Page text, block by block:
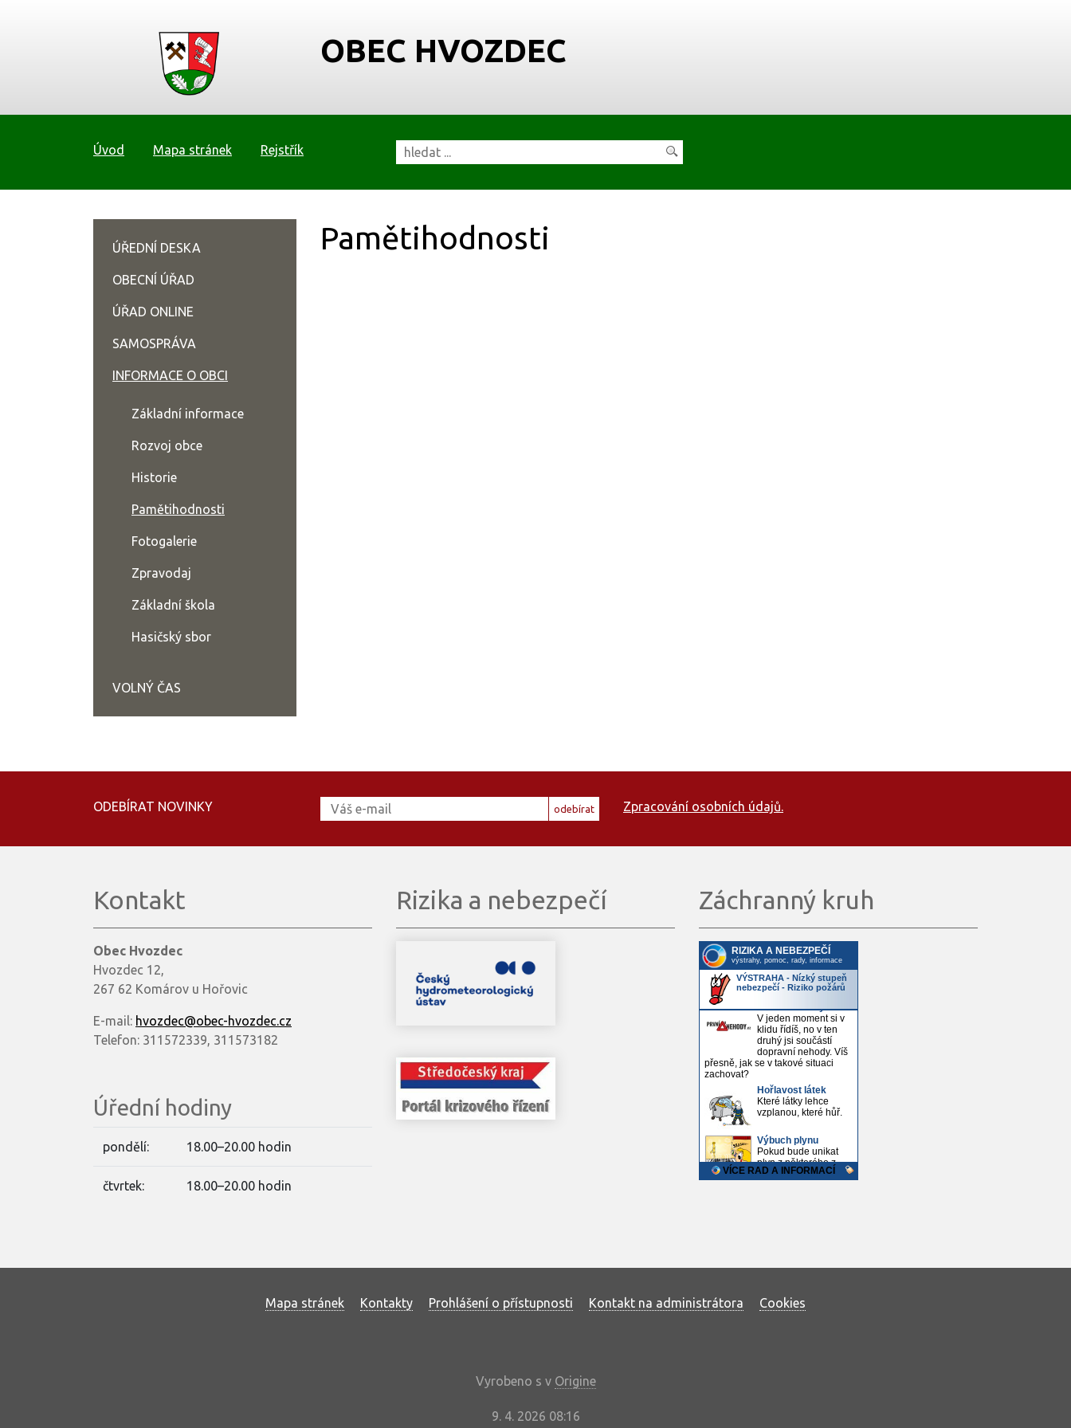
OBEC HVOZDEC
Úvod Mapa stránek Rejstřík
Pamětihodnosti
ÚŘEDNÍ DESKA
OBECNÍ ÚŘAD
ÚŘAD ONLINE
SAMOSPRÁVA
INFORMACE O OBCI
Základní informace
Rozvoj obce
Historie
Pamětihodnosti
Fotogalerie
Zpravodaj
Základní škola
Hasičský sbor
VOLNÝ ČAS
ODEBÍRAT NOVINKY odebírat Zpracování osobních údajů.
Kontakt
Obec Hvozdec
Hvozdec 12,
267 62 Komárov u Hořovic
E-mail: hvozdec@obec-hvozdec.cz
Telefon: 311572339, 311573182
Úřední hodiny
pondělí: 18.00–20.00 hodin
čtvrtek: 18.00–20.00 hodin
Rizika a nebezpečí Záchranný kruh
Mapa stránek Kontakty Prohlášení o přístupnosti Kontakt na administrátora Cookies
Vyrobeno s v Origine
9. 4. 2026 08:16